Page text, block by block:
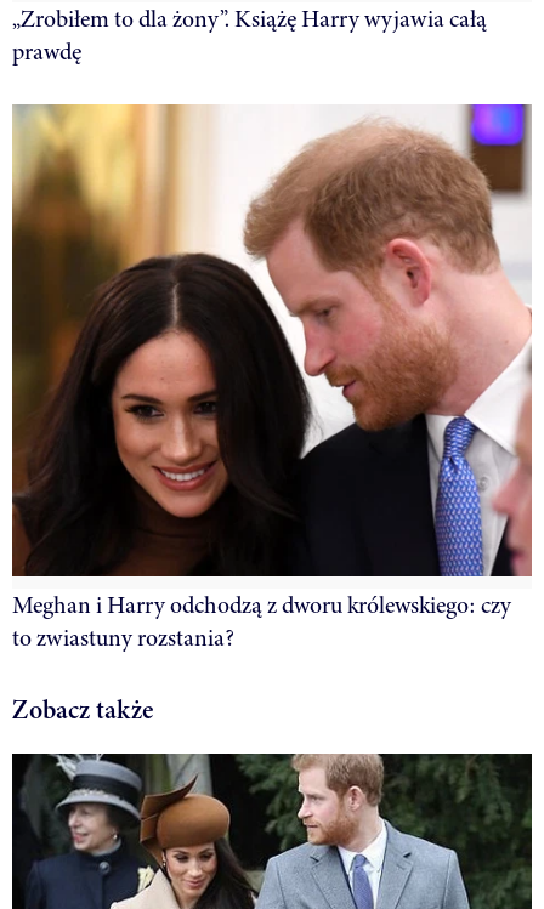
„Zrobiłem to dla żony”. Książę Harry wyjawia całą
prawdę
Meghan i Harry odchodzą z dworu królewskiego: czy
to zwiastuny rozstania?
Zobacz także